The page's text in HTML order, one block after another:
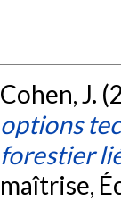
Cohen, J.
options
forestier
maîtrise,